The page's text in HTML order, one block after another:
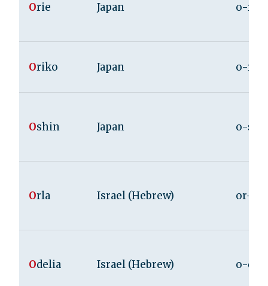
Orie Japan o-ri-e
Oriko Japan o-ri-
Oshin Japan o-
Orla Israel (Hebrew) or-la
Odelia Israel (Hebrew) o-